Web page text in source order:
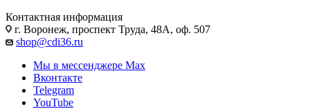
Контактная информация
г. Воронеж, проспект Труда, 48А, оф. 507
shop@cdi36.ru
Мы в мессенджере Max
Вконтакте
Telegram
YouTube